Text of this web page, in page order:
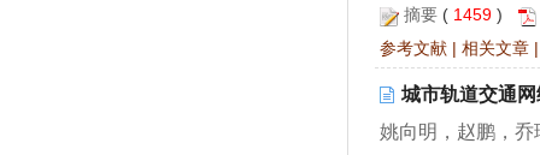
摘要 ( 1459)
参考文献 |相关文章
城市轨道交通
姚向明，赵鹏，乔